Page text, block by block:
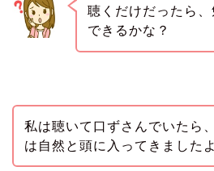
聴くだけだったら
できるかな？
私は聴いて口ずさんでいたら
は自然と頭に入ってきましたよ